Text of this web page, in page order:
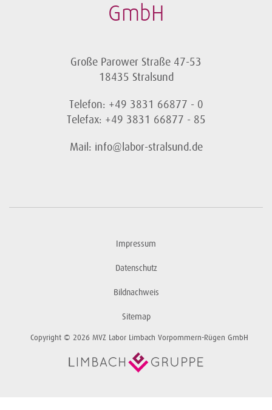
GmbH
Große Parower Straße 47-53
18435 Stralsund
Telefon: +49 3831 66877 - 0
Telefax: +49 3831 66877 - 85
Mail: info@labor-stralsund.de
Impressum
Datenschutz
Bildnachweis
Sitemap
Copyright © 2026 MVZ Labor Limbach Vorpommern-Rügen GmbH